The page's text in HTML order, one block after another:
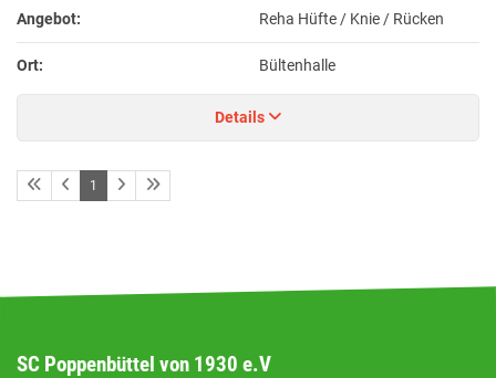
Angebot: Reha Hüfte / Knie / Rücken
Ort: Bültenhalle
Details
1
SC Poppenbüttel von 1930 e.V